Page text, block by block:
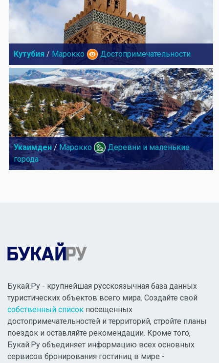
Кутубия / Марокко Достопримечательности
Укаимден/ Марокко
Деревни и маленькие
города
Букай.Ру - крупнейшая русскоязычная база данных
туристических объектов всего мира. Создайте свой
собственный список посещенных
достопримечательностей и территорий, стройте планы
поездок и оставляйте рекомендации. Кроме того,
Букай.Ру объединяет информацию всех основных
сервисов бронирования гостиниц в мире -